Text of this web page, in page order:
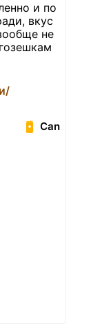
и по
вкус
не
Can